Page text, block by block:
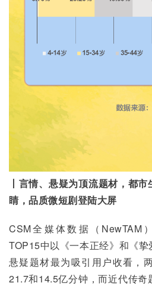
丨言情、悬疑为顶流题材，都
睛，品质微短剧登陆大屏
CSM全媒体数据（NewTAM
TOP15中以《一本正经》和《
悬疑题材最为吸引用户收看，
21.7和14.5亿分钟，而近代传